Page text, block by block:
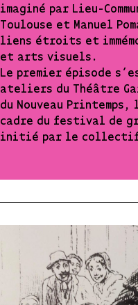
imaginé par Lieu-
Toulouse et Manuel
liens étroits et
et arts visuels.
Le premier épisode
ateliers du Théâtre
du Nouveau
cadre du festival de
initié par le collectif